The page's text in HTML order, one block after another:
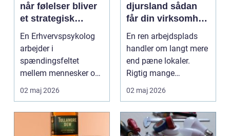
når følelser bliver
et strategisk
værktøj i
arbejdslivet
En Erhvervspsykolog
arbejder i
spændingsfeltet
mellem mennesker og
forretning. Fokus er
ikke kun på ...
02 maj 2026
djursland sådan
får din virksomhed
mest muligt ud af
rengøringen
En ren arbejdsplads
handler om langt mere
end pæne lokaler.
Rigtig mange
virksomheder på
Djursland o...
02 maj 2026